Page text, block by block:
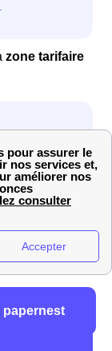
zone tarifaire
désormais
Feuillée.
Adapt 1 an
papernest